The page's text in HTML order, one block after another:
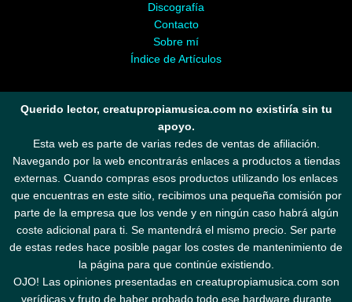
Discografía
Contacto
Sobre mí
Índice de Artículos
Querido lector, creatupropiamusica.com no existiría sin tu
apoyo.
Esta web es parte de varias redes de ventas de afiliación.
Navegando por la web encontrarás enlaces a productos a tiendas
externas. Cuando compras esos productos utilizando los enlaces
que encuentras en este sitio, recibimos una pequeña comisión por
parte de la empresa que los vende y en ningún caso habrá algún
coste adicional para ti. Se mantendrá el mismo precio. Ser parte
de estas redes hace posible pagar los costes de mantenimiento de
la página para que continúe existiendo.
OJO! Las opiniones presentadas en creatupropiamusica.com son
verídicas y fruto de haber probado todo ese hardware durante